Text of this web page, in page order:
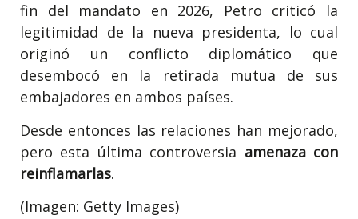
fin del mandato en 2026, Petro criticó la
legitimidad de la nueva presidenta, lo cual
originó un conflicto diplomático que
desembocó en la retirada mutua de sus
embajadores en ambos países.
Desde entonces las relaciones han mejorado,
pero esta última controversia amenaza con
reinflamarlas.
(Imagen: Getty Images)